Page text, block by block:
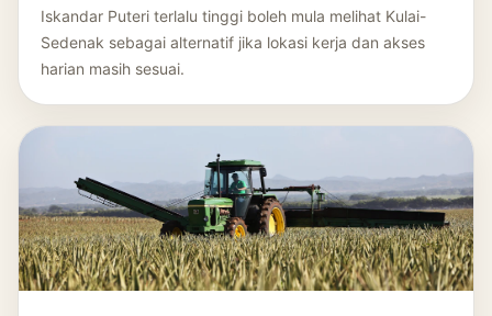
Iskandar Puteri terlalu tinggi boleh mula melihat Kulai-
Sedenak sebagai alternatif jika lokasi kerja dan akses
harian masih sesuai.